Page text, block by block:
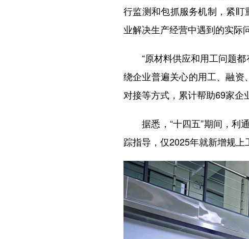
行监测和包抓服务机制，紧
业解决生产经营中遇到的实际
“原材料供应和用工问题都
绕企业普遍关心的用工、融
对接等方式，累计帮助69家企
据悉，“十四五”期间，利通
踪指导，仅2025年就新增规上